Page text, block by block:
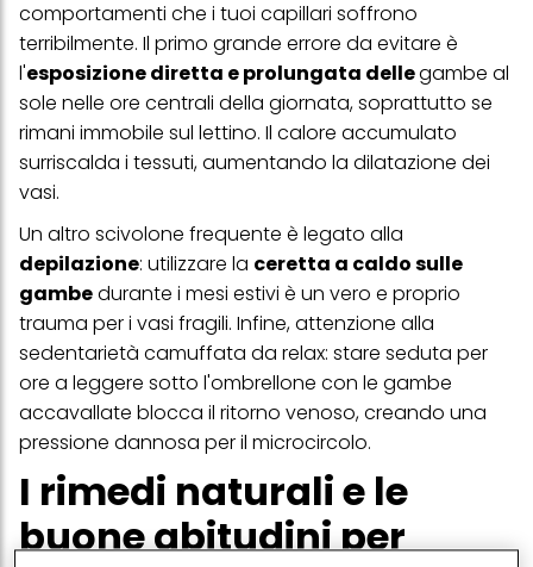
comportamenti che i tuoi capillari soffrono
terribilmente. Il primo grande errore da evitare è
l'esposizione diretta e prolungata dellegambe al
sole nelle ore centrali della giornata, soprattutto se
rimani immobile sul lettino. Il calore accumulato
surriscalda i tessuti, aumentando la dilatazione dei
vasi.
Un altro scivolone frequente è legato alla
depilazione: utilizzare la ceretta a caldo sulle
gambedurante i mesi estivi è un vero e proprio
trauma per i vasi fragili. Infine, attenzione alla
sedentarietà camuffata da relax: stare seduta per
ore a leggere sotto l'ombrellone con le gambe
accavallate blocca il ritorno venoso, creando una
pressione dannosa per il microcircolo.
I rimedi naturali e le
buone abitudini per